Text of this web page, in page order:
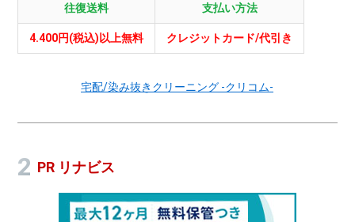
往復送料 支払い方法
4.400円(税込)以上無料 クレジットカード/代引き
宅配/染み抜きクリーニング -クリコム-
PR リナビス